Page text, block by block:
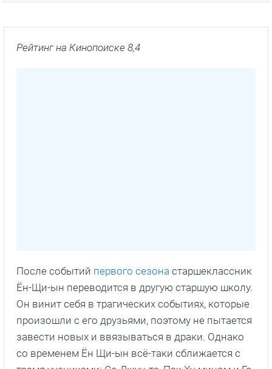
Рейтинг на Кинопоиске 8,4
После событий первого сезона старшеклассник
Ён-Щи-ын переводится в другую старшую школу.
Он винит себя в трагических событиях, которые
произошли с его друзьями, поэтому не пытается
завести новых и ввязываться в драки. Однако
со временем Ён Щи-ын всё-таки сближается с